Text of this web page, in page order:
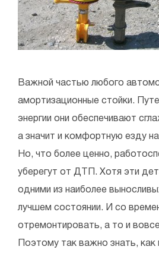
Важной частью любого
амортизационные стойки.
энергии они обеспечивают
а значит и комфортную езду
Но, что более ценно,
уберегут от ДТП. Хотя эти
одними из наиболее
лучшем состоянии. И со
отремонтировать, а то и
Поэтому так важно знать,